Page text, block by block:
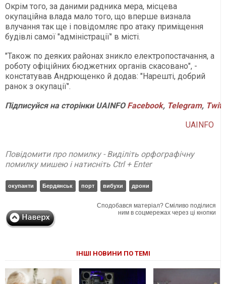
Окрім того, за даними радника мера, місцева
окупаційна влада мало того, що вперше визнала
влучання так ще і повідомляє про атаку приміщення
будівлі самої "адміністрації" в місті.
"Також по деяких районах зникло електропостачання, а
роботу офіційних бюджетних органів скасовано", -
констатував Андрющенко й додав: "Нарешті, добрий
ранок з окупації".
Підписуйся на сторінки UAINFO Facebook, Telegram,
UAINFO
Повідомити про помилку - Виділіть орфографічну
помилку мишею і натисніть Ctrl + Enter
окупанти Бердянськ порт вибухи дрони
Сподобався матеріал? Сміливо поділися
ним в соцмережах через ці кнопки
ІНШІ НОВИНИ ПО ТЕМІ